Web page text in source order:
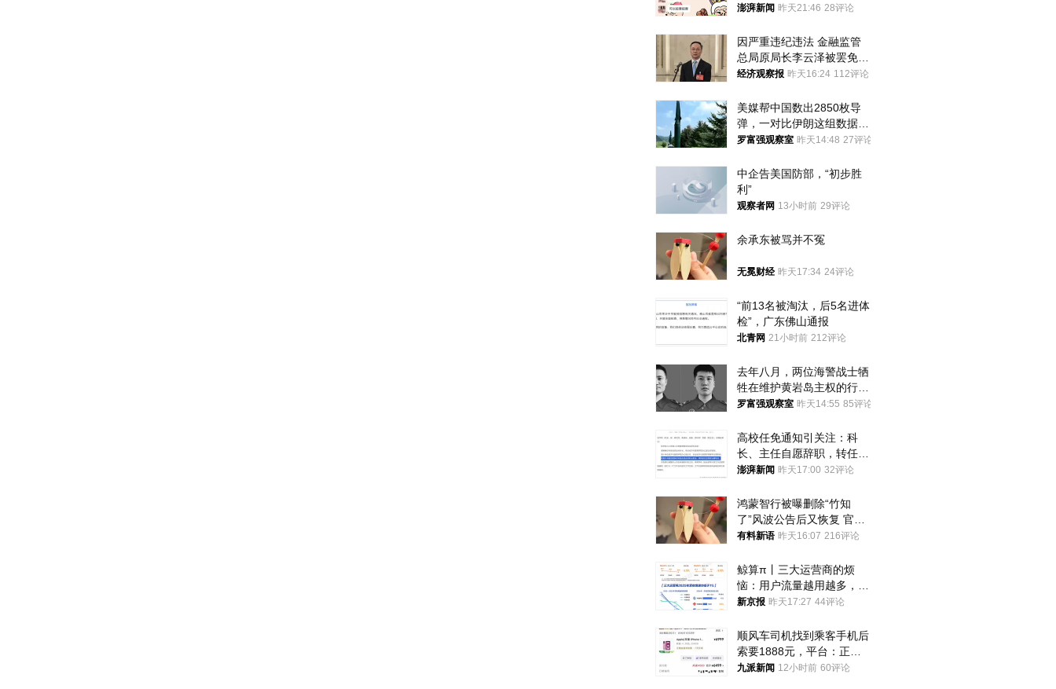
可能引发癌症，建议走司法
澎湃新闻 昨天21:46 28评论
因严重违纪违法 金融监管
总局原局长李云泽被罢免全
国人大代表
经济观察报 昨天16:24 112评论
美媒帮中国数出2850枚导
弹，一对比伊朗这组数据，
发现出大事了
罗富强观察室 昨天14:48 27评论
中企告美国防部，“初步胜
利”
观察者网 13小时前 29评论
余承东被骂并不冤
无冕财经 昨天17:34 24评论
“前13名被淘汰，后5名进体
检”，广东佛山通报
北青网 21小时前 212评论
去年八月，两位海警战士牺
牲在维护黄岩岛主权的行动
中
罗富强观察室 昨天14:55 85评论
高校任免通知引关注：科
长、主任自愿辞职，转任思
政辅导员
澎湃新闻 昨天17:00 32评论
鸿蒙智行被曝删除“竹知
了”风波公告后又恢复 官媒
曾力挺：劝华为要大度的，
有料新语 昨天16:07 216评论
鲸算π丨三大运营商的烦
恼：用户流量越用越多，收
入却越来越少
新京报 昨天17:27 44评论
顺风车司机找到乘客手机后
索要1888元，平台：正和
司机沟通协商
九派新闻 12小时前 60评论